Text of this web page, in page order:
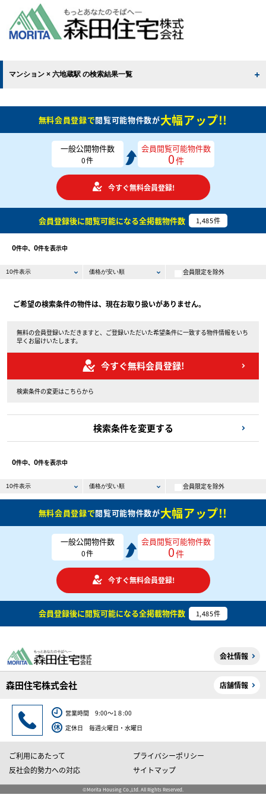
マンション × 六地蔵駅 の検索結果一覧
無料会員登録で閲覧可能物件数が大幅アップ!!
一般公開物件数
0件
会員閲覧可能物件数
0件
今すぐ無料会員登録!
会員登録後に閲覧可能になる全掲載物件数 1,485件
0件中、 0件を表示中
会員限定を除外
ご希望の検索条件の物件は、現在お取り扱いがありません。
無料の会員登録いただきますと、ご登録いただいた希望条件に一致する物件情報をいち
早くお届けいたします。
今すぐ無料会員登録!
検索条件の変更はこちらから
検索条件を変更する
0件中、 0件を表示中
会員限定を除外
無料会員登録で閲覧可能物件数が大幅アップ!!
一般公開物件数
0件
会員閲覧可能物件数
0件
今すぐ無料会員登録!
会員登録後に閲覧可能になる全掲載物件数 1,485件
会社情報
森田住宅株式会社 店舗情報
営業時間 9:00～1８:00
定休日 毎週火曜日・水曜日
ご利用にあたって
プライバシーポリシー
反社会的勢力への対応
サイトマップ
©Morita Housing Co.,Ltd. All Rights Reserved.